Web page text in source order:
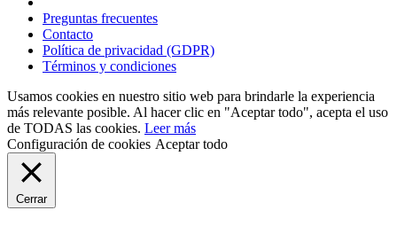
Preguntas frecuentes
Contacto
Política de privacidad (GDPR)
Términos y condiciones
Usamos cookies en nuestro sitio web para brindarle la experiencia
más relevante posible. Al hacer clic en "Aceptar todo", acepta el uso
de TODAS las cookies. Leer más
Configuración de cookies Aceptar todo
Cerrar